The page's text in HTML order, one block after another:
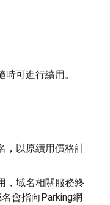
可進行續用。
，以原續用價格計
，域名相關服務終
會指向Parking網